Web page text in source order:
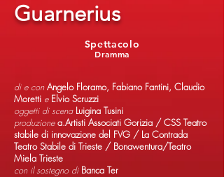
Guarnerius
Dramma
Spettacolo
di e conAngelo Floramo, Fabiano Fantini, Claudio
Moretti eElvio Scruzzi
oggetti di scena Luigina Tusini
produzionea.Artisti Associati Gorizia / CSS Teatro
stabile di innovazione del FVG / La Contrada
Teatro Stabile di Trieste / Bonawentura/Teatro
Miela Trieste
con il sostegno di Banca Ter